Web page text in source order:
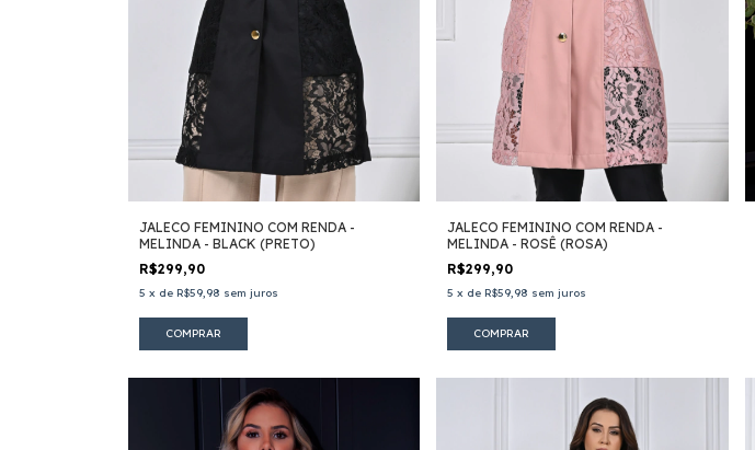
JALECO FEMININO COM RENDA -
MELINDA - BLACK (PRETO)
R$299,90
5 x de R$59,98 sem juros
COMPRAR
JALECO FEMININO COM RENDA -
MELINDA - ROSÊ (ROSA)
R$299,90
5 x de R$59,98 sem juros
COMPRAR